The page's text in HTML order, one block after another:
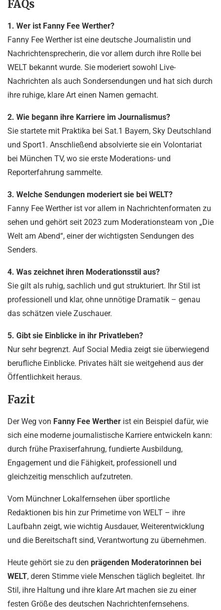
FAQs
1. Wer ist Fanny Fee Werther?
Fanny Fee Werther ist eine deutsche Journalistin und
Nachrichtensprecherin, die vor allem durch ihre Rolle bei
WELT bekannt wurde. Sie moderiert sowohl Live-
Nachrichten als auch Sondersendungen und hat sich durch
ihre ruhige, klare Art einen Namen gemacht.
2. Wie begann ihre Karriere im Journalismus?
Sie startete mit Praktika bei Sat.1 Bayern, Sky Deutschland
und Sport1. Anschließend absolvierte sie ein Volontariat
bei München TV, wo sie erste Moderations- und
Reporterfahrung sammelte.
3. Welche Sendungen moderiert sie bei WELT?
Fanny Fee Werther ist vor allem in Nachrichtenformaten zu
sehen und gehört seit 2023 zum Moderationsteam von „Die
Welt am Abend“, einer der wichtigsten Sendungen des
Senders.
4. Was zeichnet ihren Moderationsstil aus?
Sie gilt als ruhig, sachlich und gut strukturiert. Ihr Stil ist
professionell und klar, ohne unnötige Dramatik – genau
das schätzen viele Zuschauer.
5. Gibt sie Einblicke in ihr Privatleben?
Nur sehr begrenzt. Auf Social Media zeigt sie überwiegend
berufliche Einblicke. Privates hält sie weitgehend aus der
Öffentlichkeit heraus.
Fazit
Der Weg von Fanny Fee Werther ist ein Beispiel dafür, wie
sich eine moderne journalistische Karriere entwickeln kann:
durch frühe Praxiserfahrung, fundierte Ausbildung,
Engagement und die Fähigkeit, professionell und
gleichzeitig menschlich aufzutreten.
Vom Münchner Lokalfernsehen über sportliche
Redaktionen bis hin zur Primetime von WELT – ihre
Laufbahn zeigt, wie wichtig Ausdauer, Weiterentwicklung
und die Bereitschaft sind, Verantwortung zu übernehmen.
Heute gehört sie zu den prägenden Moderatorinnen bei
WELT, deren Stimme viele Menschen täglich begleitet. Ihr
Stil, ihre Haltung und ihre klare Art machen sie zu einer
festen Größe des deutschen Nachrichtenfernsehens.